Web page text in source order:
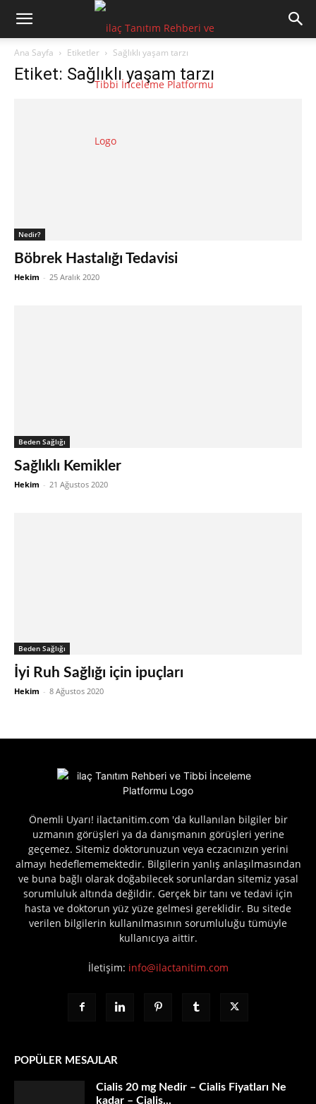
Ana Sayfa Etiketler Sağlıklı yaşam tarzı
Etiket: Sağlıklı yaşam tarzı
Nedir?
Böbrek Hastalığı Tedavisi
Hekim - 25 Aralık 2020
Beden Sağlığı
Sağlıklı Kemikler
Hekim - 21 Ağustos 2020
Beden Sağlığı
İyi Ruh Sağlığı için ipuçları
Hekim - 8 Ağustos 2020
Önemli Uyarı! ilactanitim.com 'da kullanılan bilgiler bir
uzmanın görüşleri ya da danışmanın görüşleri yerine
geçemez. Sitemiz doktorunuzun veya eczacınızın yerini
almayı hedeflememektedir. Bilgilerin yanlış anlaşılmasından
ve buna bağlı olarak doğabilecek sorunlardan sitemiz yasal
sorumluluk altında değildir. Gerçek bir tanı ve tedavi için
hasta ve doktorun yüz yüze gelmesi gereklidir. Bu sitede
verilen bilgilerin kullanılmasının sorumluluğu tümüyle
kullanıcıya aittir.
İletişim: info@ilactanitim.com
POPÜLER MESAJLAR
Cialis 20 mg Nedir – Cialis Fiyatları Ne
kadar – Cialis...